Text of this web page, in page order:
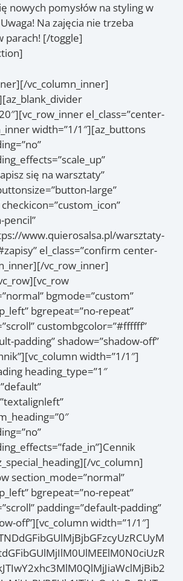
nowych pomysłów na styling w
Na zajęcia nie trzeba
parach! [/toggle]
vc_column_inner]
el_class=”center-
width=”1/1″][az_buttons
się na warsztaty”
large”
pencil”
www.quierosalsa.pl/warsztaty-
el_class=”confirm center-
vc_row_inner]
bgmode=”custom”
bgrepeat=”no-repeat”
custombgcolor=”#ffffff”
padding” shadow=”shadow-off”
width=”1/1″]
heading_type=”1″
vc_column]
section_mode=”normal”
bgrepeat=”no-repeat”
padding=”default-padding”
off”][vc_column width=”1/1″]